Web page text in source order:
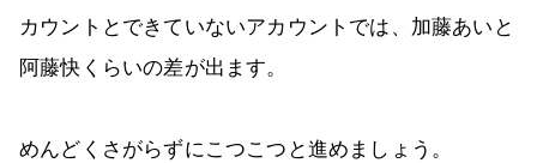
カウントとできていないアカウントでは、加藤あいと
阿藤快くらいの差が出ます。
めんどくさがらずにこつこつと進めましょう。